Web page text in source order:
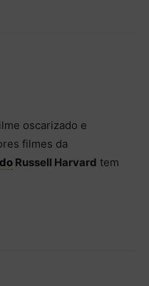
oscarizado e
filmes da
Russell Harvard tem